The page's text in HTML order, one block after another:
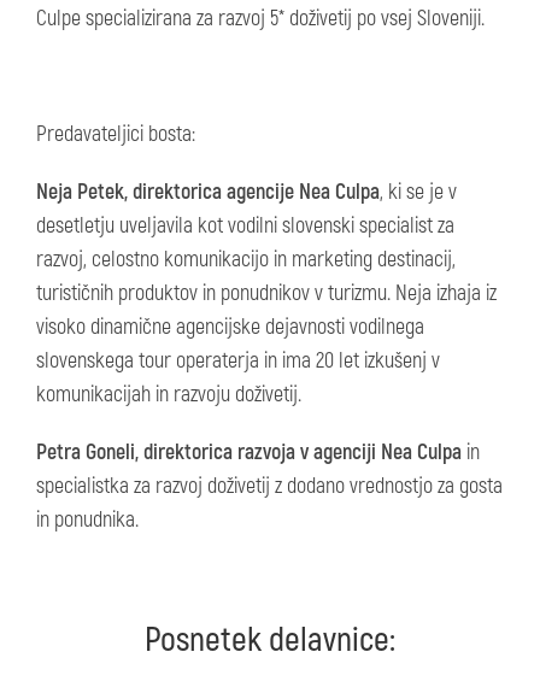
Culpe specializirana za razvoj 5* doživetij po vsej Sloveniji.
Predavateljici bosta:
Neja Petek, direktorica agencije Nea Culpa, ki se je v
desetletju uveljavila kot vodilni slovenski specialist za
razvoj, celostno komunikacijo in marketing destinacij,
turističnih produktov in ponudnikov v turizmu. Neja izhaja iz
visoko dinamične agencijske dejavnosti vodilnega
slovenskega tour operaterja in ima 20 let izkušenj v
komunikacijah in razvoju doživetij.
Petra Goneli, direktorica razvoja v agenciji Nea Culpa in
specialistka za razvoj doživetij z dodano vrednostjo za gosta
in ponudnika.
Posnetek delavnice: